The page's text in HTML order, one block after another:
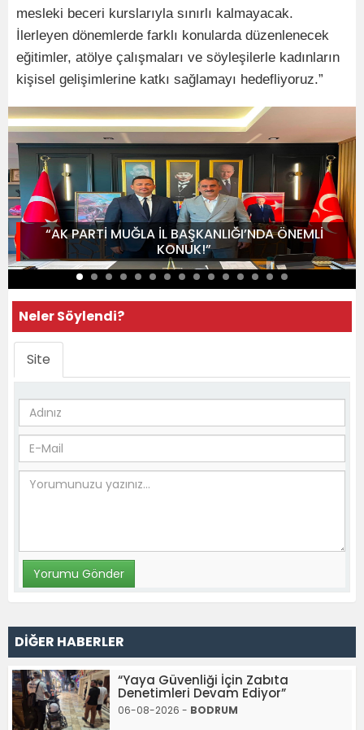
mesleki beceri kurslarıyla sınırlı kalmayacak.
İlerleyen dönemlerde farklı konularda düzenlenecek
eğitimler, atölye çalışmaları ve söyleşilerle kadınların
kişisel gelişimlerine katkı sağlamayı hedefliyoruz.”
“AK PARTİ MUĞLA İL BAŞKANLIĞI’NDA ÖNEMLİ
KONUK!”
Neler Söylendi?
Site
DİĞER HABERLER
“Yaya Güvenliği İçin Zabıta
Denetimleri Devam Ediyor”
06-08-2026 - BODRUM